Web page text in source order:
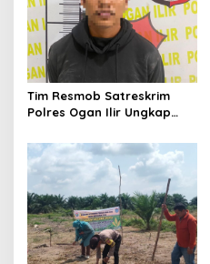
Tim Resmob Satreskrim
Polres Ogan Ilir Ungkap
dengan Pemberatan, Satu
Terduga Pelaku Diamankan